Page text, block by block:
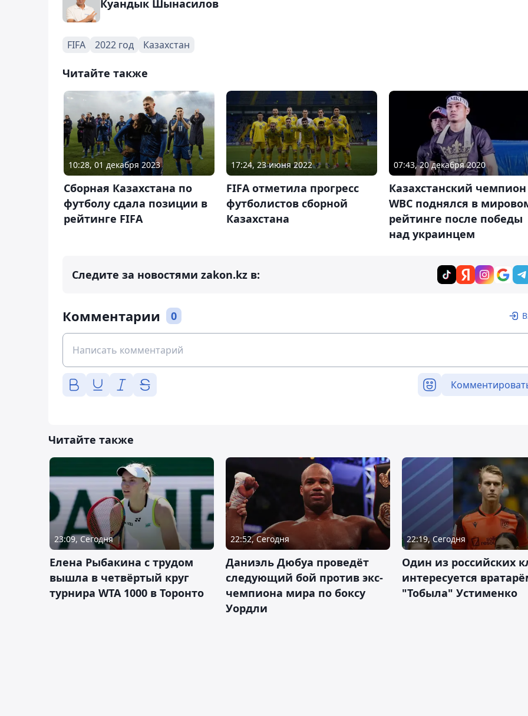
Куандык Шынасилов
FIFA 2022 год Казахстан
Читайте также
10:28, 01 декабря 2023
Сборная Казахстана по
футболу сдала позиции в
рейтинге FIFA
17:24, 23 июня 2022
FIFA отметила прогресс
футболистов сборной
Казахстана
07:43, 20 декабря 2020
Казахстанский чемпион
WBC поднялся в
рейтинге после победы
над украинцем
Следите за новостями zakon.kz в:
Комментарии 0
Читайте также
23:09, Сегодня
Елена Рыбакина с трудом
вышла в четвёртый круг
турнира WTA 1000 в Торонто
22:52, Сегодня
Даниэль Дюбуа проведёт
следующий бой против экс-
чемпиона мира по боксу
Уордли
22:19, Сегодня
Один из российских
интересуется
"Тобыла" Устименко